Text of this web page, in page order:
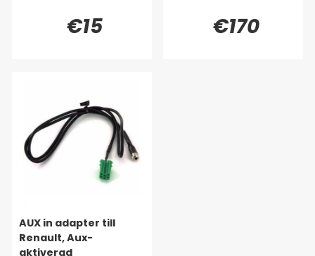
€15 €170
AUX in adapter till
Renault, Aux-
aktiverad